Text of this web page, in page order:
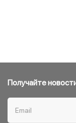
Получайте